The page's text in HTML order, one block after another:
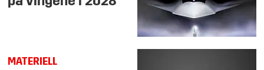
MATERIELL